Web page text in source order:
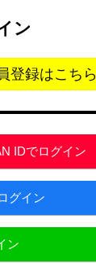
ン
登録はこちら
IDでログイン
グイン
ン